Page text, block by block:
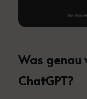
Was genau
ChatGPT?